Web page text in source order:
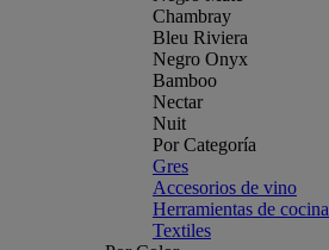
Chambray
Bleu Riviera
Negro Onyx
Bamboo
Nectar
Nuit
Por Categoría
Gres
Accesorios de vino
Herramientas de cocina
Textiles